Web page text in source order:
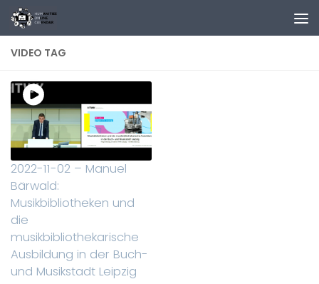
Zum Inhalt springen
VIDEO TAG
2022-11-02 – Manuel
Bärwald:
Musikbibliotheken und
die
musikbibliothekarische
Ausbildung in der Buch-
und Musikstadt Leipzig